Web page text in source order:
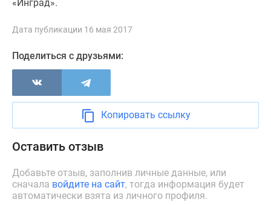
Покупателю
новостроек
Эксперты
авторы
проекте
Контакты
сайте
«Инград».
Дата публикации 16 мая 2017
Поделиться с друзьями:
Копировать ссылку
Оставить отзыв
Добавьте отзыв, заполнив личные данные, или
сначала войдите на сайт, тогда информация будет
автоматически взята из личного профиля.